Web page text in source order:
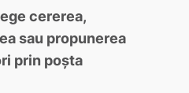
cererea,
sau propunerea
prin poşta